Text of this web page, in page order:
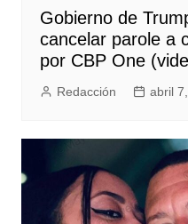
Gobierno de
cancelar parole a
por CBP One
Redacción abril